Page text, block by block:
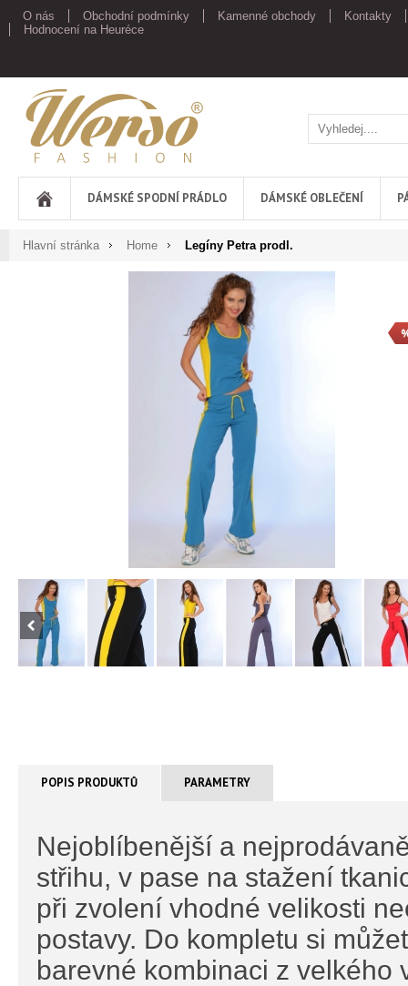
O nás Obchodní podmínky Kamenné obchody
Kontakty
Hodnocení na Heuréce
Werso
DÁMSKÉ SPODNÍ PRÁDLO DÁMSKÉ OBLEČENÍ
Hlavní stránka Home Legíny Petra prodl.
POPIS PRODUKTŮ PARAMETRY
Nejoblíbenější a
střihu, v pase na stažení
při zvolení vhodné velikosti
postavy. Do kompletu si
barevné kombinaci z